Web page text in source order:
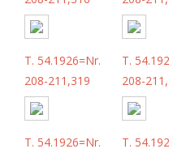
T. 54.1926=Nr.
208-211,319
T.
208-
T. 54.1926=Nr.
T.